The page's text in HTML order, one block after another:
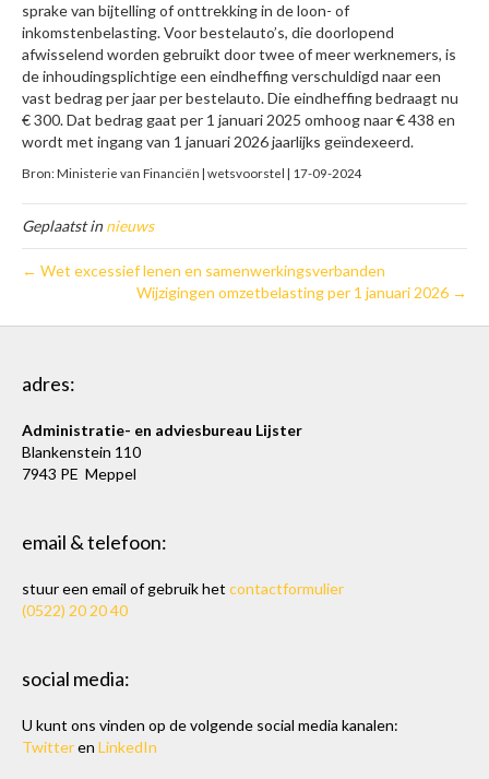
sprake van bijtelling of onttrekking in de loon- of
inkomstenbelasting. Voor bestelauto’s, die doorlopend
afwisselend worden gebruikt door twee of meer werknemers, is
de inhoudingsplichtige een eindheffing verschuldigd naar een
vast bedrag per jaar per bestelauto. Die eindheffing bedraagt nu
€ 300. Dat bedrag gaat per 1 januari 2025 omhoog naar € 438 en
wordt met ingang van 1 januari 2026 jaarlijks geïndexeerd.
Bron: Ministerie van Financiën | wetsvoorstel | 17-09-2024
Geplaatst innieuws
← Wet excessief lenen en samenwerkingsverbanden
Wijzigingen omzetbelasting per 1 januari 2026 →
adres:
Administratie- en adviesbureau Lijster
Blankenstein 110
7943 PE Meppel
email & telefoon:
stuur een email of gebruik het contactformulier
(0522) 20 20 40
social media:
U kunt ons vinden op de volgende social media kanalen:
Twitteren LinkedIn